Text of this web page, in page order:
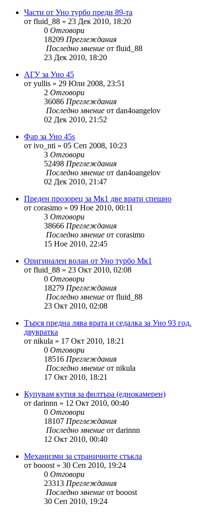
Части от Уно турбо преди 89-та
от fluid_88 » 23 Дек 2010, 18:20
0 Отговори
18209 Преглеждания
Последно мнение от fluid_88
23 Дек 2010, 18:20
АГУ за Уно 45
от yullis » 29 Юли 2008, 23:51
2 Отговори
36086 Преглеждания
Последно мнение от dan4oangelov
02 Дек 2010, 21:52
Фар за Уно 45s
от ivo_nti » 05 Сеп 2008, 10:23
3 Отговори
52498 Преглеждания
Последно мнение от dan4oangelov
02 Дек 2010, 21:47
Преден прозорец за Мк1 две врати спешно
от corasimo » 09 Ное 2010, 00:11
3 Отговори
38666 Преглеждания
Последно мнение от corasimo
15 Ное 2010, 22:45
Оригинален волан от Уно турбо Mк1
от fluid_88 » 23 Окт 2010, 02:08
0 Отговори
18279 Преглеждания
Последно мнение от fluid_88
23 Окт 2010, 02:08
Търся предна лява врата и седалка за Уно 93 год.
двувратка
от nikula » 17 Окт 2010, 18:21
0 Отговори
18516 Преглеждания
Последно мнение от nikula
17 Окт 2010, 18:21
Купувам кутия за филтъра (еднокамерен)
от darinnn » 12 Окт 2010, 00:40
0 Отговори
18107 Преглеждания
Последно мнение от darinnn
12 Окт 2010, 00:40
Механизми за страничните стъкла
от booost » 30 Сеп 2010, 19:24
0 Отговори
23313 Преглеждания
Последно мнение от booost
30 Сеп 2010, 19:24